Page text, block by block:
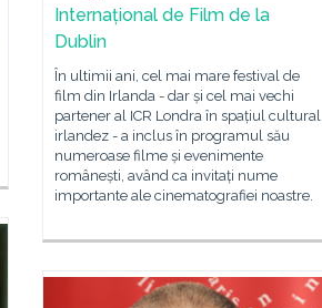
Internațional de Film de la
Dublin
În ultimii ani, cel mai mare festival de
film din Irlanda - dar și cel mai vechi
partener al ICR Londra în spațiul cultural
irlandez - a inclus în programul său
numeroase filme și evenimente
românești, având ca invitați nume
importante ale cinematografiei noastre.